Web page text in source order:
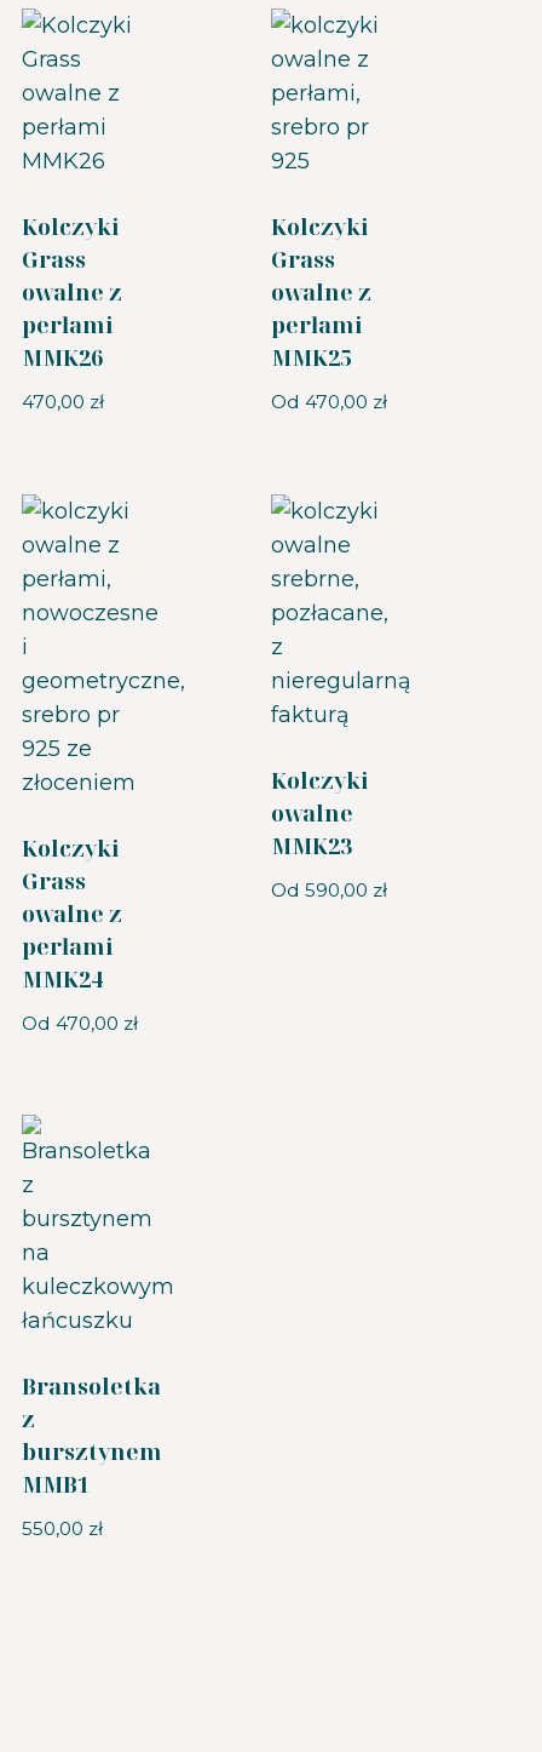
Kolczyki
Grass
owalne z
perłami
MMK26
470,00 zł
Kolczyki
Grass
owalne z
perłami
MMK25
Od 470,00 zł
Kolczyki
Grass
owalne z
perłami
MMK24
Od 470,00 zł
Kolczyki
owalne
MMK23
Od 590,00 zł
Bransoletka
z
bursztynem
MMB1
550,00 zł